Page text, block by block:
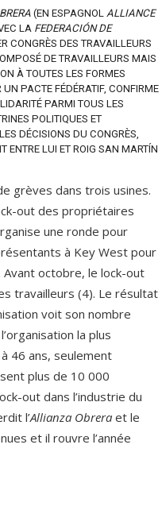
(EN ESPAGNOL ALLIANCE
LA FEDERACIÓN DE
CONGRÈS DES TRAVAILLEURS
DE TRAVAILLEURS MAIS
À TOUTES LES FORMES
PACTE FÉDÉRATIF, CONFIRME
PARMI TOUS LES
POLITIQUES ET
DÉCISIONS DU CONGRÈS,
ENTRE LUI ET ROIG SAN MARTÍN
grèves dans trois usines.
out des propriétaires
une ronde pour
à Key West pour
octobre, le lock-out
travailleurs (4). Le résultat
voit son nombre
la plus
46 ans, seulement
plus de 10 000
out dans l’industrie du
l’Allianza Obrera et le
et il rouvre l’année